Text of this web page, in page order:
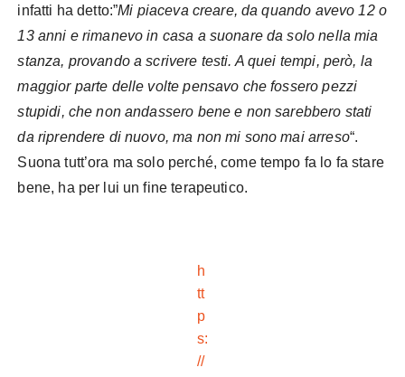
infatti ha detto:”Mi piaceva creare, da quando avevo 12 o
13 anni e rimanevo in casa a suonare da solo nella mia
stanza, provando a scrivere testi. A quei tempi, però, la
maggior parte delle volte pensavo che fossero pezzi
stupidi, che non andassero bene e non sarebbero stati
da riprendere di nuovo, ma non mi sono mai arreso“.
Suona tutt’ora ma solo perché, come tempo fa lo fa stare
bene, ha per lui un fine terapeutico.
h
tt
p
s:
//